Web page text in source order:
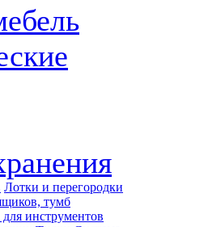
Лотки и перегородки
тумб
инструментов